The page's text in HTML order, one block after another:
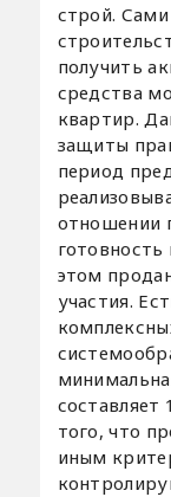
строй.
получить
средства
квартир.
защиты
период
отношении
этом
участия.
составляет
того, что
иным